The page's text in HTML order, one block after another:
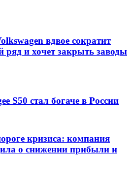
вдвое сократит
ряд и хочет закрыть заводы
S50 стал богаче в России
кризиса: компания
о снижении прибыли и